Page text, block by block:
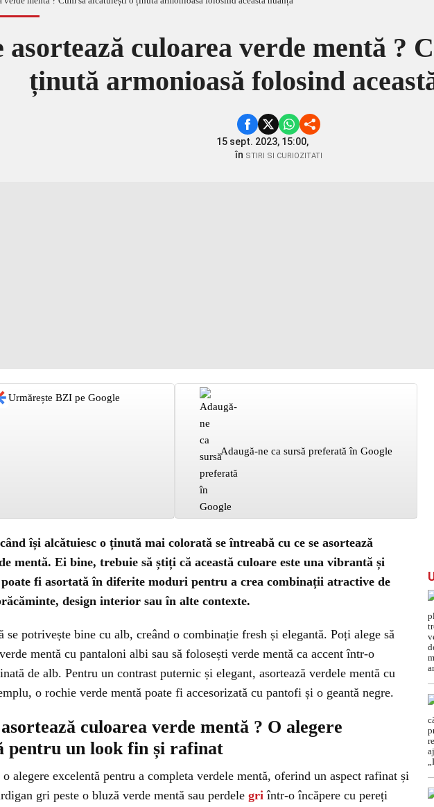
asortează culoarea verde mentă ?
ținută armonioasă folosind
15 sept. 2023, 15:00,
în STIRI SI CURIOZITATI
Urmărește BZI pe Google
Adaugă-ne ca sursă preferată în Google
își alcătuiesc o ținută mai colorată se întreabă cu ce se asortează
mentă. Ei bine, trebuie să știți că această culoare este una vibrantă și
fi asortată în diferite moduri pentru a crea combinații atractive de
design interior sau în alte contexte.
se potrivește bine cu alb, creând o combinație fresh și elegantă. Poți alege să
mentă cu pantaloni albi sau să folosești verde mentă ca accent într-o
de alb. Pentru un contrast puternic și elegant, asortează verdele mentă cu
o rochie verde mentă poate fi accesorizată cu pantofi și o geantă negre.
culoarea verde mentă ? O alegere
pentru un look fin și rafinat
alegere excelentă pentru a completa verdele mentă, oferind un aspect rafinat și
gri peste o bluză verde mentă sau perdele gri într-o încăpere cu pereți